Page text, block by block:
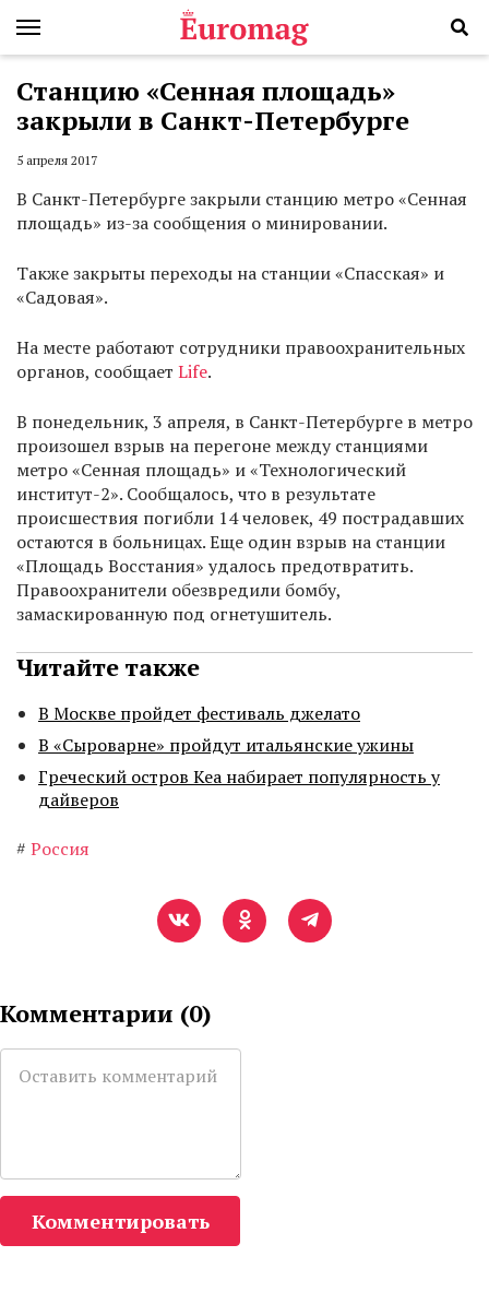
Станцию «Сенная площадь»
закрыли в Санкт-Петербурге
5 апреля 2017
В Санкт-Петербурге закрыли станцию метро «Сенная
площадь» из-за сообщения о минировании.
Также закрыты переходы на станции «Спасская» и
«Садовая».
На месте работают сотрудники правоохранительных
органов, сообщает Life.
В понедельник, 3 апреля, в Санкт-Петербурге в метро
произошел взрыв на перегоне между станциями
метро «Сенная площадь» и «Технологический
институт-2». Сообщалось, что в результате
происшествия погибли 14 человек, 49 пострадавших
остаются в больницах. Еще один взрыв на станции
«Площадь Восстания» удалось предотвратить.
Правоохранители обезвредили бомбу,
замаскированную под огнетушитель.
Читайте также
В Москве пройдет фестиваль джелато
В «Сыроварне» пройдут итальянские ужины
Греческий остров Кеа набирает популярность у
дайверов
# Россия
Комментарии (0)
Комментировать